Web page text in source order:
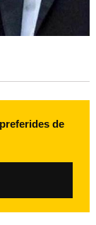
de